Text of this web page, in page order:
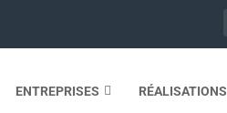
ENTREPRISES RÉALISATIONS